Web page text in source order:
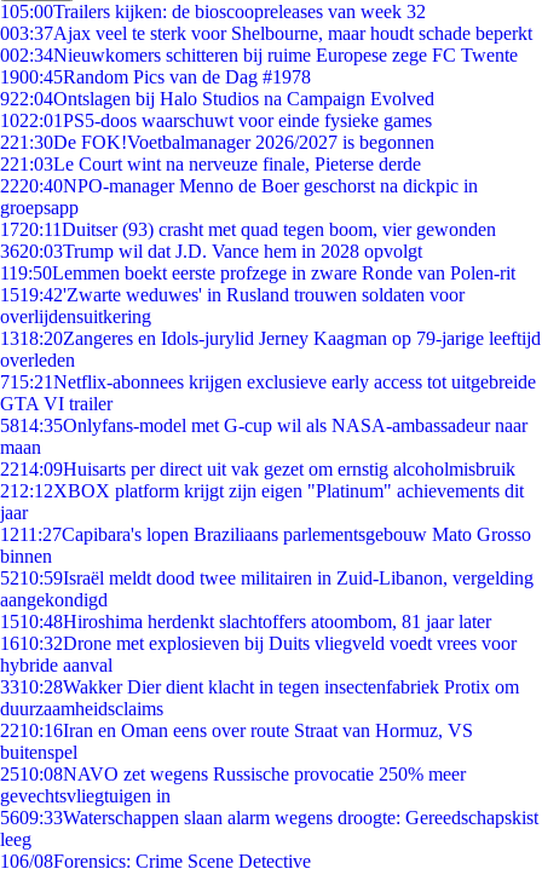
105:00Trailers kijken: de bioscoopreleases van week 32
003:37Ajax veel te sterk voor Shelbourne, maar houdt schade beperkt
002:34Nieuwkomers schitteren bij ruime Europese zege FC Twente
1900:45Random Pics van de Dag #1978
922:04Ontslagen bij Halo Studios na Campaign Evolved
1022:01PS5-doos waarschuwt voor einde fysieke games
221:30De FOK!Voetbalmanager 2026/2027 is begonnen
221:03Le Court wint na nerveuze finale, Pieterse derde
2220:40NPO-manager Menno de Boer geschorst na dickpic in
groepsapp
1720:11Duitser (93) crasht met quad tegen boom, vier gewonden
3620:03Trump wil dat J.D. Vance hem in 2028 opvolgt
119:50Lemmen boekt eerste profzege in zware Ronde van Polen-rit
1519:42'Zwarte weduwes' in Rusland trouwen soldaten voor
overlijdensuitkering
1318:20Zangeres en Idols-jurylid Jerney Kaagman op 79-jarige leeftijd
overleden
715:21Netflix-abonnees krijgen exclusieve early access tot uitgebreide
GTA VI trailer
5814:35Onlyfans-model met G-cup wil als NASA-ambassadeur naar
maan
2214:09Huisarts per direct uit vak gezet om ernstig alcoholmisbruik
212:12XBOX platform krijgt zijn eigen "Platinum" achievements dit
jaar
1211:27Capibara's lopen Braziliaans parlementsgebouw Mato Grosso
binnen
5210:59Israël meldt dood twee militairen in Zuid-Libanon, vergelding
aangekondigd
1510:48Hiroshima herdenkt slachtoffers atoombom, 81 jaar later
1610:32Drone met explosieven bij Duits vliegveld voedt vrees voor
hybride aanval
3310:28Wakker Dier dient klacht in tegen insectenfabriek Protix om
duurzaamheidsclaims
2210:16Iran en Oman eens over route Straat van Hormuz, VS
buitenspel
2510:08NAVO zet wegens Russische provocatie 250% meer
gevechtsvliegtuigen in
5609:33Waterschappen slaan alarm wegens droogte: Gereedschapskist
leeg
106/08Forensics: Crime Scene Detective